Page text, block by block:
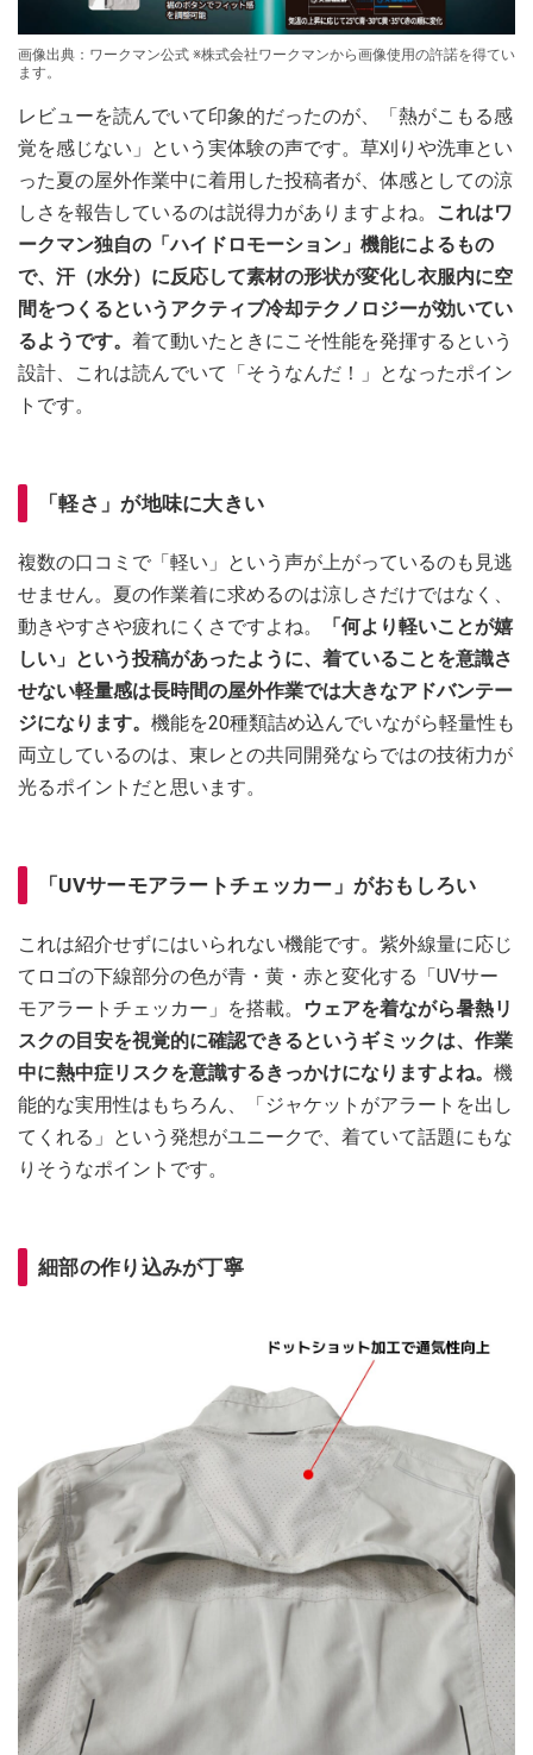
画像出典：ワークマン公式 ※株式会社ワークマンから画像使用の許諾を得てい
ます。
レビューを読んでいて印象的だったのが、「熱がこもる感
覚を感じない」という実体験の声です。草刈りや洗車とい
った夏の屋外作業中に着用した投稿者が、体感としての涼
しさを報告しているのは説得力がありますよね。
これはワ
ークマン独自の「ハイドロモーション」機能によるもの
で、汗（水分）に反応して素材の形状が変化し衣服内に空
間をつくるというアクティブ冷却テクノロジーが効いてい
るようです。 着て動いたときにこそ性能を発揮するという
設計、これは読んでいて「そうなんだ！」となったポイン
トです。
「軽さ」が地味に大きい
複数の口コミで「軽い」という声が上がっているのも見逃
せません。夏の作業着に求めるのは涼しさだけではなく、
動きやすさや疲れにくさですよね。
「何より軽いことが嬉
しい」という投稿があったように、着ていることを意識さ
せない軽量感は長時間の屋外作業では大きなアドバンテー
ジになります。 機能を20種類詰め込んでいながら軽量性も
両立しているのは、東レとの共同開発ならではの技術力が
光るポイントだと思います。
「UVサーモアラートチェッカー」がおもしろい
これは紹介せずにはいられない機能です。紫外線量に応じ
てロゴの下線部分の色が青・黄・赤と変化する「UVサー
モアラートチェッカー」を搭載。
ウェアを着ながら暑熱リ
スクの目安を視覚的に確認できるというギミックは、作業
中に熱中症リスクを意識するきっかけになりますよね。 機
能的な実用性はもちろん、「ジャケットがアラートを出し
てくれる」という発想がユニークで、着ていて話題にもな
りそうなポイントです。
細部の作り込みが丁寧